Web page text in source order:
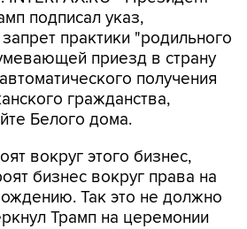
подписал указ,
практики "родильного
приезд в страну
получения
гражданства,
Белого дома.
вокруг этого бизнес,
бизнес вокруг права на
Так это не должно
Трамп на церемонии